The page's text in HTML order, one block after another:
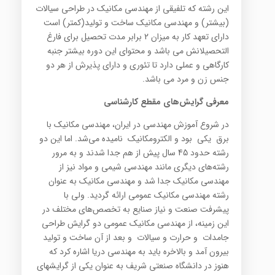
این رشته که تلفیقی از مهندسی مکانیک در طراحی سیالات
(بیشتر) و مهندسی مکانیک ساخت و تولید(کمتر) است
دارای تعهد کار به میزان 2 برابر مدت تحصیل برای فارغ
التحصیلانش می باشد و محتوای این دوره بیشتر جنبه
کارگاهی و عملی دارد تا تئوری و دارای پذیرش از هر دو
جنس زن و مرد می باشد.
معرفی گرایش‌های مقطع کارشناسی
در شروع آموزش مهندسی در ایران، مهندسی مکانیک با
برق یکی بود و الکترومکانیک نامیده می‌شد. اما این دو
رشته حدود 45 سال پیش از هم جدا شدند و به مرور
رشته‌های دیگری مانند مهندسی شیمی و مواد نیز از
مهندسی مکانیک جدا شد و مهندسی مکانیک به عنوان
رشته مهندسی مکانیک عمومی ارائه گردید. ولی با
پیشرفت صنعت و نیاز صنایع به تخصص‌های مختلف در
این زمینه، از مهندسی مکانیک عمومی دو گرایش طراحی
جامدات و حرارت و سیالات و بعد از آن ساخت و تولید
بیرون آمد و بالاخره باید به مهندسی دریا اشاره کرد که
هنوز در دانشگاه صنعتی شریف به عنوان یکی از گرایشهای